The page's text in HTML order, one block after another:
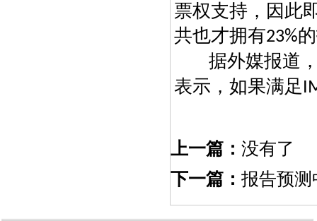
票权支持，因此
共也才拥有23%
据外媒报道
表示，如果满足
上一篇： 没有了
下一篇： 报告预测